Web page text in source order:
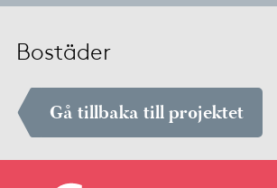
Bostäder
Gå tillbaka till projektet